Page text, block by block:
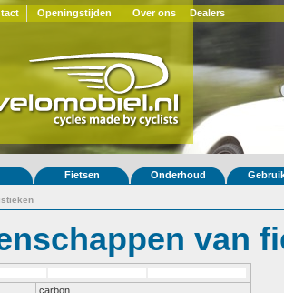
Openingstijden Over ons Dealers
Fietsen Onderhoud
van
carbon